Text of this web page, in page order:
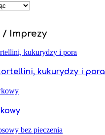
/ Imprezy
kukurydzy i pora